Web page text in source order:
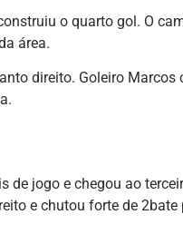
o quarto gol. O
área.
direito. Goleiro Marcos
jogo e chegou ao
e chutou forte de